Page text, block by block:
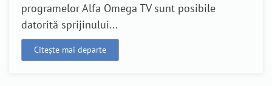
programelor Alfa Omega TV sunt posibile
datorită sprijinului...
Citește mai departe